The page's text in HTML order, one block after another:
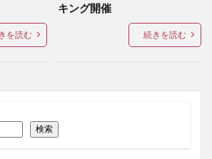
を読む
キング開催
続きを読む
検索